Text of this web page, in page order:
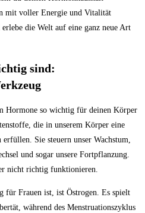
mit voller Energie und Vitalität
die Welt ‌auf⁣ eine ganz neue Art⁤
⁣sind:
​Hormone so⁣ wichtig für deinen Körper
die in unserem Körper eine
Sie steuern unser Wachstum,
und sogar unsere⁣ Fortpflanzung.
nicht richtig funktionieren.
für Frauen⁢ ist,⁤ ist Östrogen. Es spielt‌
während des Menstruationszyklus